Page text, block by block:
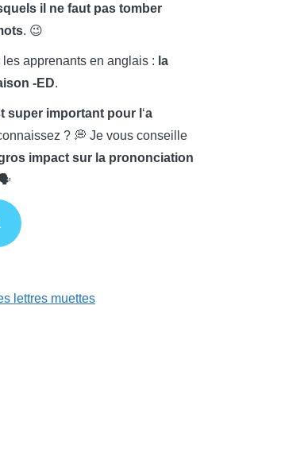
il ne faut pas tomber
. 😉
les apprenants en anglais : la
-ED.
super important pour l ‘a
? 💭 Je vous conseille
impact sur la prononciation